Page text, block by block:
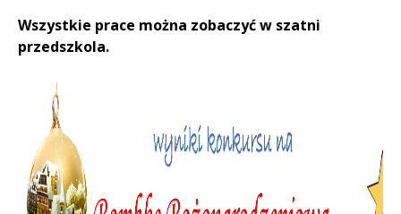
Wszystkie prace można zobaczyć w szatni
przedszkola.